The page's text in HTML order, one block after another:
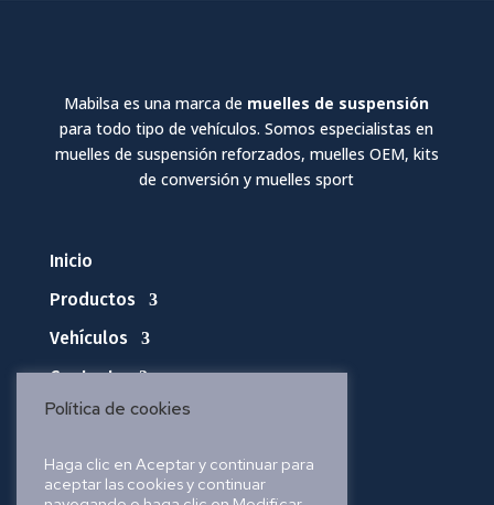
Mabilsa es una marca de muelles de suspensión
para todo tipo de vehículos. Somos especialistas en
muelles de suspensión reforzados, muelles OEM, kits
de conversión y muelles sport
Inicio
Productos
Vehículos
Contacto
Política de cookies
Política de cookies
Haga clic en Aceptar y continuar para
aceptar las cookies y continuar